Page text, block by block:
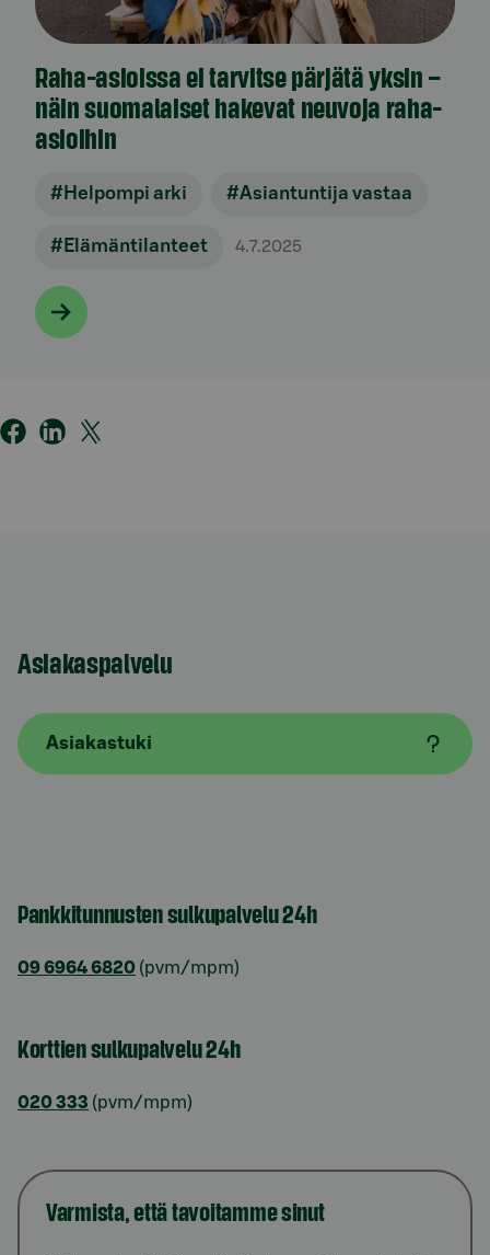
Raha-asioissa ei tarvitse pärjätä yksin –
näin suomalaiset hakevat neuvoja raha-
asioihin
#Helpompi arki #Asiantuntija vastaa
#Elämäntilanteet 4.7.2025
Asiakaspalvelu
Asiakastuki
Pankkitunnusten sulkupalvelu 24h
09 6964 6820 (pvm/mpm)
Korttien sulkupalvelu 24h
020 333 (pvm/mpm)
Varmista, että tavoitamme sinut